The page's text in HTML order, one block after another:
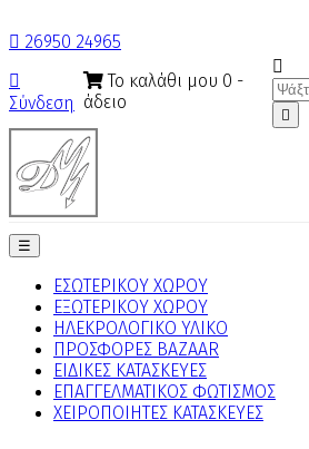
 26950 24965

Σύνδεση
Το καλάθι μου 0 -
άδειο


Toggle
navigation
☰
ΕΣΩΤΕΡΙΚΟΥ ΧΩΡΟΥ
ΕΞΩΤΕΡΙΚΟΥ ΧΩΡΟΥ
ΗΛΕΚΡΟΛΟΓΙΚΟ ΥΛΙΚΟ
ΠΡΟΣΦΟΡΕΣ BAZAAR
ΕΙΔΙΚΕΣ ΚΑΤΑΣΚΕΥΕΣ
ΕΠΑΓΓΕΛΜΑΤΙΚΟΣ ΦΩΤΙΣΜΟΣ
ΧΕΙΡΟΠΟΙΗΤΕΣ ΚΑΤΑΣΚΕΥΕΣ